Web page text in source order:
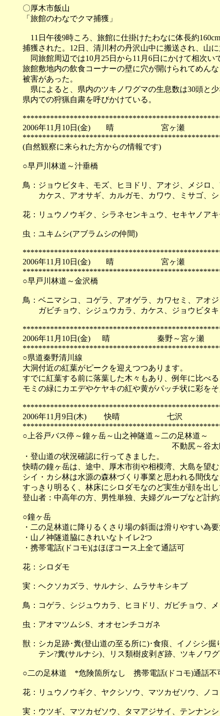
〇厚木市飯山
「旅館のわなでクマ捕獲」
11日午後9時ころ、旅館に仕掛けたわなに体長約
捕獲された。12日、清川村の丹沢山中に搬送され、山
同旅館周辺では10月25日から11月6日にかけて相次い
旅館敷地内の飲食コーナーの壁に穴が開けられてめん
被害があった。
県によると、県内のツキノワグマの生息数は30頭と
県内での狩猟自粛を呼びかけている。
2006年11月10日(金) 晴 宮ヶ瀬
(自然観察に来られた方からの情報です)
○早戸川林道～汁垂橋
鳥：ジョウビタキ、モズ、ヒヨドリ、アオジ、メジロ
カケス、アオサギ、カルガモ、カワウ、ミサゴ、シ
花：リュウノウギク、シラネセンキュウ、セキヤノア
虫：ユキムシ(アブラムシの仲間)
2006年11月10日(金) 晴 宮ヶ瀬
○早戸川林道～金沢橋
鳥：ベニマシコ、コゲラ、アオゲラ、カワセミ、アオ
ガビチョウ、シジュウカラ、カケス、ジョウビタキ
2006年11月10日(金) 晴 秦野～宮ヶ瀬
○県道秦野清川線
大洞付近の紅葉がピークを迎えつつあります。
すでに紅葉する前に落葉した木々もあり、例年に比べ
モミの緑にカエデやケヤキの紅や黄がパッチ状に彩を
2006年11月9日(木) 快晴 七沢
○上谷戸バス停～鐘ヶ岳～山之神隧道～二の足林道～
不動尻～谷太郎林道～
・登山道の状況確認に行ってきました。
快晴の鐘ヶ岳は、途中、厚木市街や相模湾、大島を望
シイ・カシ林は水源の森林づくり事業と思われる間伐
すっきり明るく、林床にシロダモなのど実生が顔を出
登山者：中高年の方、男性単独、夫婦グループなど計
○鐘ヶ岳
・二の足林道に降りるくさり場の斜面は滑りやすい為
・山ノ神隧道脇にきれいなトイレ2つ
・携帯電話(ドコモ)はほぼコース上全て通話可
花：シロダモ
実：ヘクソカズラ、サルナシ、ムラサキシキブ
鳥：コゲラ、シジュウカラ、ヒヨドリ、ガビチョウ、
虫：アオマツムシS、オオセンチコガネ
獣：シカ足跡･糞(登山道の至る所に)･食痕、イノシシ
テン?糞(サルナシ)、リス類樹皮剥ぎ跡、ツキノワグ
○二の足林道 *危険箇所なし 携帯電話(ドコモ)通話不
花：リュウノウギク、ヤクシソウ、マツカゼソウ、ノ
実：ウツギ、マツカゼソウ、タマアジサイ、テンナン